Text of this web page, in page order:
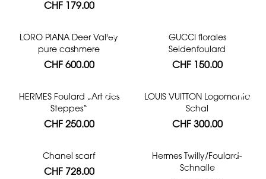
CHF 179.00
LORO PIANA Deer Valley
pure cashmere
CHF 600.00
GUCCI florales
Seidenfoulard
CHF 150.00
HERMES Foulard „Art des
Steppes“
CHF 250.00
LOUIS VUITTON Logomania
Schal
CHF 300.00
Chanel scarf
CHF 728.00
Hermes Twilly/Foulard-
Schnalle